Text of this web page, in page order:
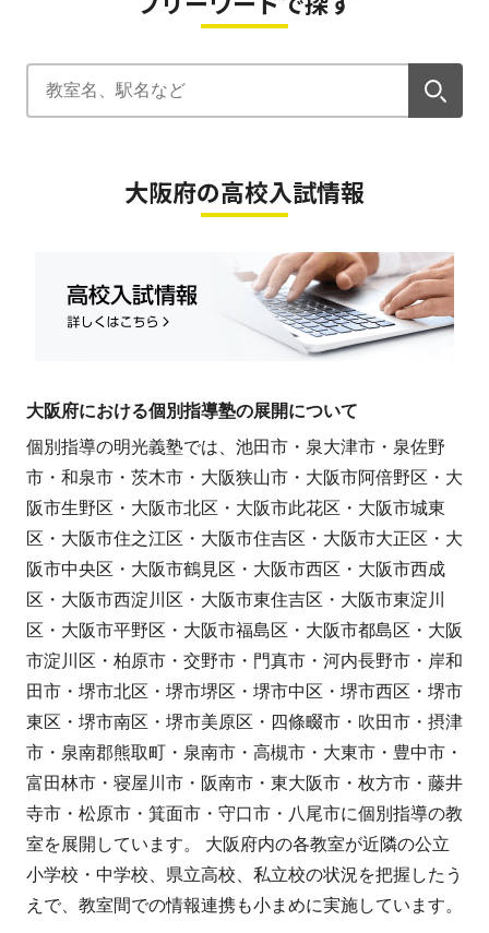
大阪府の高校入試情報
大阪府における個別指導塾の展開について
個別指導の明光義塾では、池田市・泉大津市・泉佐野
市・和泉市・茨木市・大阪狭山市・大阪市阿倍野区・大
阪市生野区・大阪市北区・大阪市此花区・大阪市城東
区・大阪市住之江区・大阪市住吉区・大阪市大正区・大
阪市中央区・大阪市鶴見区・大阪市西区・大阪市西成
区・大阪市西淀川区・大阪市東住吉区・大阪市東淀川
区・大阪市平野区・大阪市福島区・大阪市都島区・大阪
市淀川区・柏原市・交野市・門真市・河内長野市・岸和
田市・堺市北区・堺市堺区・堺市中区・堺市西区・堺市
東区・堺市南区・堺市美原区・四條畷市・吹田市・摂津
市・泉南郡熊取町・泉南市・高槻市・大東市・豊中市・
富田林市・寝屋川市・阪南市・東大阪市・枚方市・藤井
寺市・松原市・箕面市・守口市・八尾市に個別指導の教
室を展開しています。 大阪府内の各教室が近隣の公立
小学校・中学校、県立高校、私立校の状況を把握したう
えで、教室間での情報連携も小まめに実施しています。